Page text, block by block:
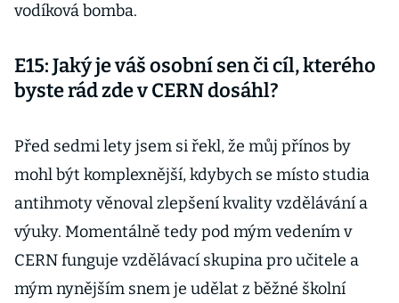
vodíková bomba.
E15: Jaký je váš osobní sen či cíl, kterého
byste rád zde v CERN dosáhl?
Před sedmi lety jsem si řekl, že můj přínos by
mohl být komplexnější, kdybych se místo studia
antihmoty věnoval zlepšení kvality vzdělávání a
výuky. Momentálně tedy pod mým vedením v
CERN funguje vzdělávací skupina pro učitele a
mým nynějším snem je udělat z běžné školní